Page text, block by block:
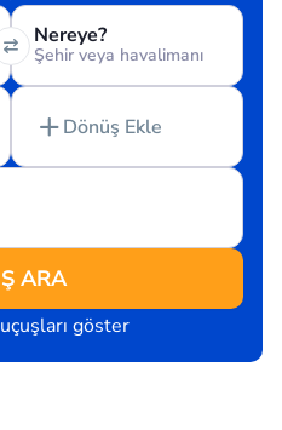
Nereye?
Şehir veya havalimanı
Dönüş Ekle
ARA
göster